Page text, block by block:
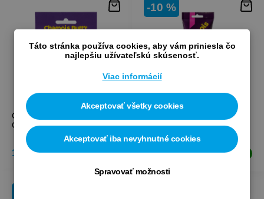
Táto stránka používa cookies, aby vám priniesla čo
najlepšiu užívateľskú skúsenosť.
Viac informácií
Akceptovať všetky cookies
Akceptovať iba nevyhnutné cookies
Spravovať možnosti
CHAMOIS BUTTR Krém
COCONUT 9ml
1,40 € Skladom
CHAMOIS BUTTR Krém
HER 235ml
-10 %
16,90 € 18,90 € Skladom